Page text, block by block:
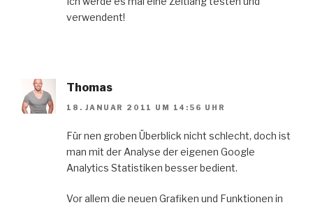
verwendent!
Thomas
18. JANUAR 2011 UM 14:56 UHR
Für nen groben Überblick nicht schlecht, doch ist
man mit der Analyse der eigenen Google
Analytics Statistiken besser bedient.
Vor allem die neuen Grafiken und Funktionen in